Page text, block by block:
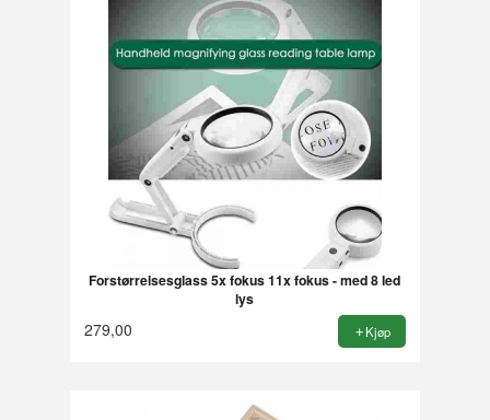
Forstørrelsesglass 5x fokus 11x fokus - med 8 led
lys
279,00 Kjøp